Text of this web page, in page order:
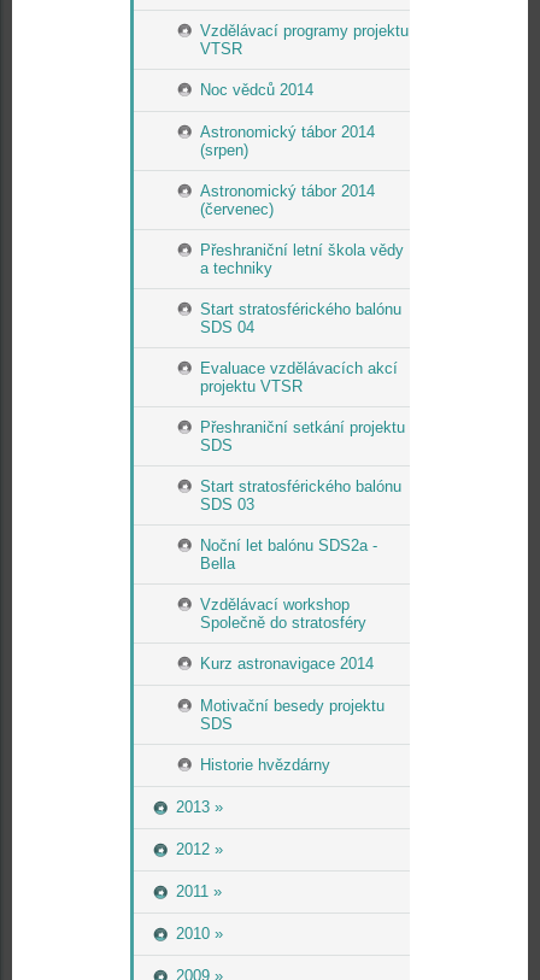
Vzdělávací programy projektu
VTSR
Noc vědců 2014
Astronomický tábor 2014
(srpen)
Astronomický tábor 2014
(červenec)
Přeshraniční letní škola vědy
a techniky
Start stratosférického balónu
SDS 04
Evaluace vzdělávacích akcí
projektu VTSR
Přeshraniční setkání projektu
SDS
Start stratosférického balónu
SDS 03
Noční let balónu SDS2a -
Bella
Vzdělávací workshop
Společně do stratosféry
Kurz astronavigace 2014
Motivační besedy projektu
SDS
Historie hvězdárny
2013 »
2012 »
2011 »
2010 »
2009 »